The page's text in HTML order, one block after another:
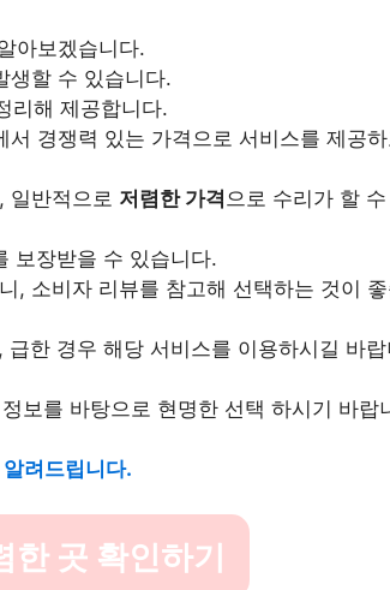
아보겠습니다.
생할 수 있습니다.
리해 제공합니다.
경쟁력 있는 가격으로 서비스를 제공하
일반적으로 저렴한 가격 으로 수리가 할 수
보장받을 수 있습니다.
, 소비자 리뷰를 참고해 선택하는 것이
한 경우 해당 서비스를 이용하시길 바랍
보를 바탕으로 현명한 선택 하시기 바랍
려드립니다.
한 곳 확인하기